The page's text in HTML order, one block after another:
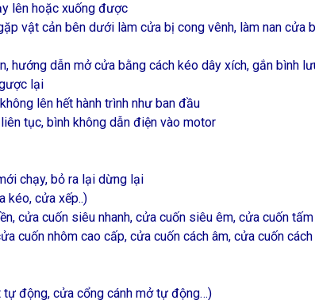
lên hoặc xuống được
vật cản bên dưới làm cửa bị cong vênh, làm nan cửa
dẫn mở cửa bằng cách kéo dây xích, gắn bình
lại
lên hết hành trình như ban đầu
tục, bình không dẫn điện vào motor
chạy, bỏ ra lại dừng lại
kéo, cửa xếp..)
cửa cuốn siêu nhanh, cửa cuốn siêu êm, cửa cuốn
cuốn nhôm cao cấp, cửa cuốn cách âm, cửa cuốn
động, cửa cổng cánh mở tự động…)